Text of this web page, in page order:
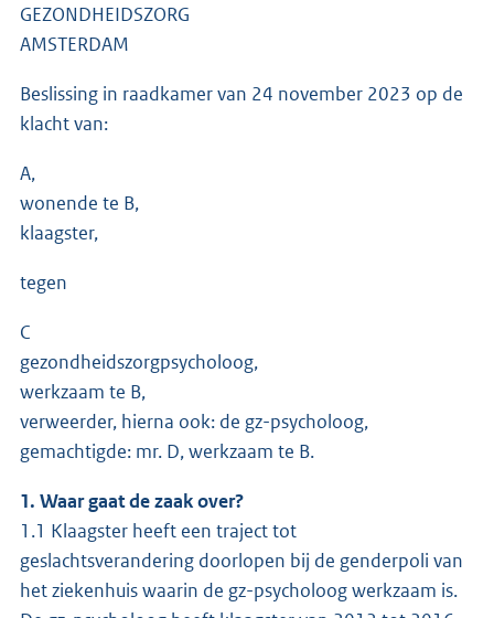
GEZONDHEIDSZORG
AMSTERDAM
Beslissing in raadkamer van 24 november 2023 op de
klacht van:
A,
wonende te B,
klaagster,
tegen
C
gezondheidszorgpsycholoog,
werkzaam te B,
verweerder, hierna ook: de gz-psycholoog,
gemachtigde: mr. D, werkzaam te B.
1. Waar gaat de zaak over?
1.1 Klaagster heeft een traject tot
geslachtsverandering doorlopen bij de genderpoli van
het ziekenhuis waarin de gz-psycholoog werkzaam is.